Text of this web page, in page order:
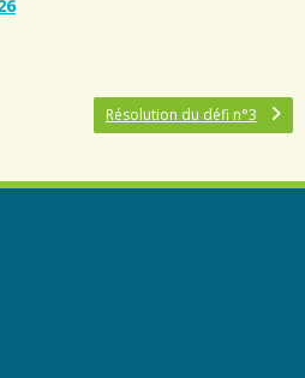
Résolution du défi n°3